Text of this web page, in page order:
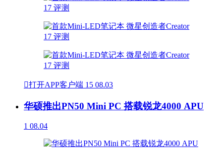
打开APP客户端 15 08.03
华硕推出PN50 Mini PC 搭载锐龙4000 APU
1 08.04